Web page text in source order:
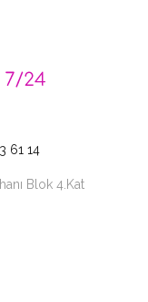
61 14
Blok 4.Kat